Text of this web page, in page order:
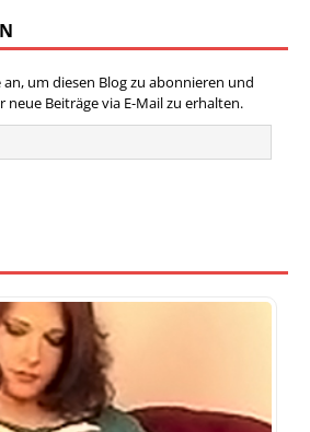
an, um diesen Blog zu abonnieren und
Beiträge via E-Mail zu erhalten.